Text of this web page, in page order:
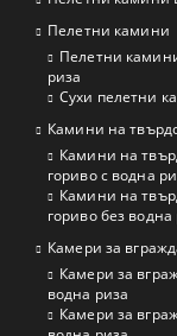
Пелетни камини
Пелетни
риза
Сухи пелетни
Камини на
Камини на
гориво с водна
Камини на
гориво без водна
Камери за
Камери за
водна риза
Камери за